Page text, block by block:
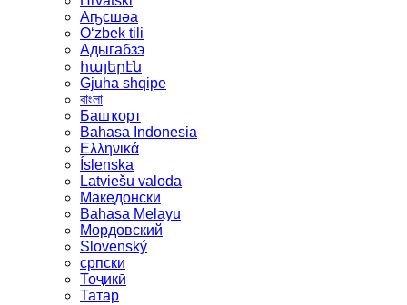
Аҧсшәа
Oʻzbek tili
Адыгабзэ
հայերէն
Gjuha shqipe
বাংলা
Башҡорт
Bahasa Indonesia
Ελληνικά
Íslenska
Latviešu valoda
Македонски
Bahasa Melayu
Мордовский
Slovenský
српски
Тоҷикӣ
Татар